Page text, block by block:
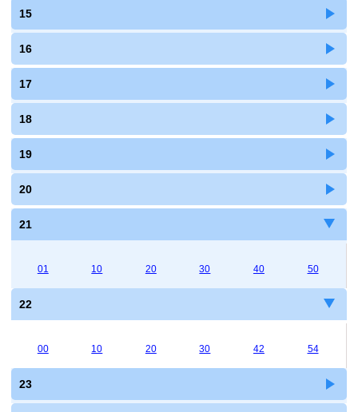
15
16
17
18
19
20
21
01 10 20 30 40 50
22
00 10 20 30 42 54
23